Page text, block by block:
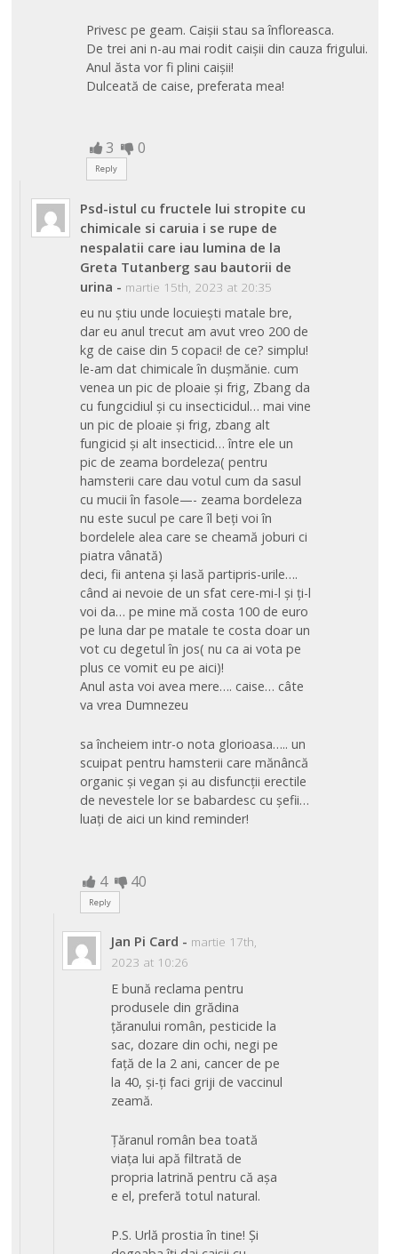
Privesc pe geam. Caișii stau sa înfloreasca.
De trei ani n-au mai rodit caișii din cauza frigului.
Anul ăsta vor fi plini caișii!
Dulceată de caise, preferata mea!
3 0
Reply
Psd-istul cu fructele lui stropite cu
chimicale si caruia i se rupe de
nespalatii care iau lumina de la
Greta Tutanberg sau bautorii de
urina - martie 15th, 2023 at 20:35
eu nu știu unde locuiești matale bre,
dar eu anul trecut am avut vreo 200 de
kg de caise din 5 copaci! de ce? simplu!
le-am dat chimicale în dușmănie. cum
venea un pic de ploaie și frig, Zbang da
cu fungcidiul și cu insecticidul… mai vine
un pic de ploaie și frig, zbang alt
fungicid și alt insecticid… între ele un
pic de zeama bordeleza( pentru
hamsterii care dau votul cum da sasul
cu mucii în fasole—- zeama bordeleza
nu este sucul pe care îl beți voi în
bordelele alea care se cheamă joburi ci
piatra vânată)
deci, fii antena și lasă partipris-urile….
când ai nevoie de un sfat cere-mi-l și ți-l
voi da… pe mine mă costa 100 de euro
pe luna dar pe matale te costa doar un
vot cu degetul în jos( nu ca ai vota pe
plus ce vomit eu pe aici)!
Anul asta voi avea mere…. caise… câte
va vrea Dumnezeu
sa încheiem intr-o nota glorioasa….. un
scuipat pentru hamsterii care mănâncă
organic și vegan și au disfuncții erectile
de nevestele lor se babardesc cu șefii…
luați de aici un kind reminder!
4 40
Reply
Jan Pi Card - martie 17th,
2023 at 10:26
E bună reclama pentru
produsele din grădina
țăranului român, pesticide la
sac, dozare din ochi, negi pe
față de la 2 ani, cancer de pe
la 40, și-ți faci griji de vaccinul
zeamă.
Țăranul român bea toată
viața lui apă filtrată de
propria latrină pentru că așa
e el, preferă totul natural.
P.S. Urlă prostia în tine! Și